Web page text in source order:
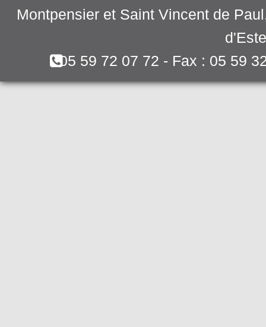
Montpensier et Saint Vincent de
05 59 72 07 72 - Fax : 05 59